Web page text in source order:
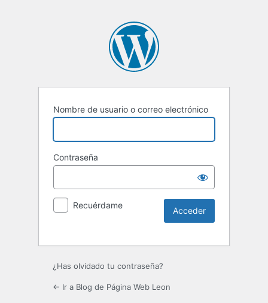
Nombre de usuario o correo electrónico
Contraseña
Recuérdame
¿Has olvidado tu contraseña?
← Ir a Blog de Página Web Leon